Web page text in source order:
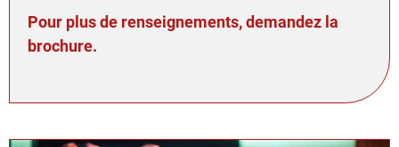
Pour plus de renseignements, demandez la
brochure.